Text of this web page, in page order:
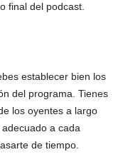
final del podcast.
establecer bien los
del programa. Tienes
los oyentes a largo
a cada
de tiempo.